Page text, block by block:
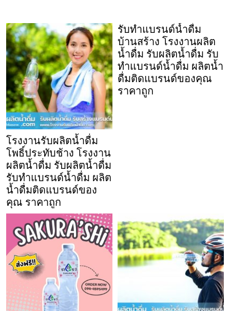
โรงงานรับผลิตน้ำดื่ม
โพธิ์ประทับช้าง โรงงาน
ผลิตน้ำดื่ม รับผลิตน้ำดื่ม
รับทำแบรนด์น้ำดื่ม ผลิต
น้ำดื่มติดแบรนด์ของ
คุณ ราคาถูก
รับทำแบรนด์น้ำดื่ม
บ้านสร้าง โรงงานผลิต
น้ำดื่ม รับผลิตน้ำดื่ม รับ
ทำแบรนด์น้ำดื่ม ผลิตน้ำ
ดื่มติดแบรนด์ของคุณ
ราคาถูก